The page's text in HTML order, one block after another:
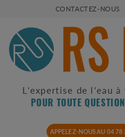
CONTACTEZ-NOUS
L'expertise de l'eau
POUR TOUTE
APPELEZ-NOUS AU 04